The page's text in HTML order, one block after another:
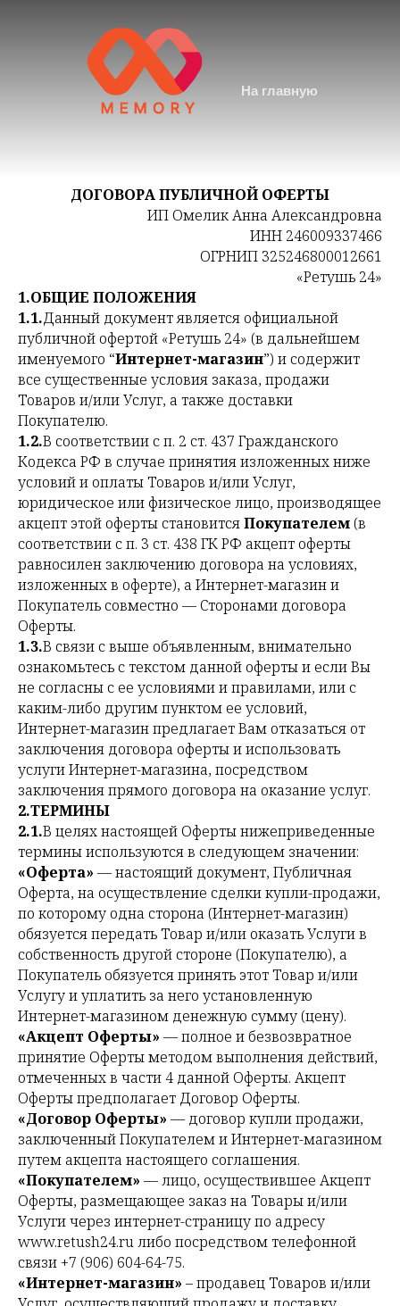
На главную
ДОГОВОРА ПУБЛИЧНОЙ ОФЕРТЫ
ИП Омелик Анна Александровна
ИНН 246009337466
ОГРНИП 325246800012661
«Ретушь 24»
1.ОБЩИЕ ПОЛОЖЕНИЯ
1.1.Данный документ является официальной
публичной офертой «Ретушь 24» (в дальнейшем
именуемого “Интернет-магазин”) и содержит
все существенные условия заказа, продажи
Товаров и/или Услуг, а также доставки
Покупателю.
1.2.В соответствии с п. 2 ст. 437 Гражданского
Кодекса РФ в случае принятия изложенных ниже
условий и оплаты Товаров и/или Услуг,
юридическое или физическое лицо, производящее
акцепт этой оферты становитсяПокупателем(в
соответствии с п. 3 ст. 438 ГК РФ акцепт оферты
равносилен заключению договора на условиях,
изложенных в оферте), а Интернет-магазин и
Покупатель совместно — Сторонами договора
Оферты.
1.3.В связи с выше объявленным, внимательно
ознакомьтесь с текстом данной оферты и если Вы
не согласны с ее условиями и правилами, или с
каким-либо другим пунктом ее условий,
Интернет-магазин предлагает Вам отказаться от
заключения договора оферты и использовать
услуги Интернет-магазина, посредством
заключения прямого договора на оказание услуг.
2.ТЕРМИНЫ
2.1.В целях настоящей Оферты нижеприведенные
термины используются в следующем значении:
«Оферта» — настоящий документ, Публичная
Оферта, на осуществление сделки купли-продажи,
по которому одна сторона (Интернет-магазин)
обязуется передать Товар и/или оказать Услуги в
собственность другой стороне (Покупателю), а
Покупатель обязуется принять этот Товар и/или
Услугу и уплатить за него установленную
Интернет-магазином денежную сумму (цену).
«Акцепт Оферты» — полное и безвозвратное
принятие Оферты методом выполнения действий,
отмеченных в части 4 данной Оферты. Акцепт
Оферты предполагает Договор Оферты.
«Договор Оферты» — договор купли продажи,
заключенный Покупателем и Интернет-магазином
путем акцепта настоящего соглашения.
«Покупателем» — лицо, осуществившее Акцепт
Оферты, размещающее заказ на Товары и/или
Услуги через интернет-страницу по адресу
www.retush24.ru либо посредством телефонной
связи +7 (906) 604-64-75.
«Интернет-магазин» – продавец Товаров и/или